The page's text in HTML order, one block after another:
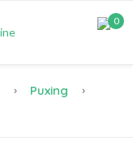
0
Puxing